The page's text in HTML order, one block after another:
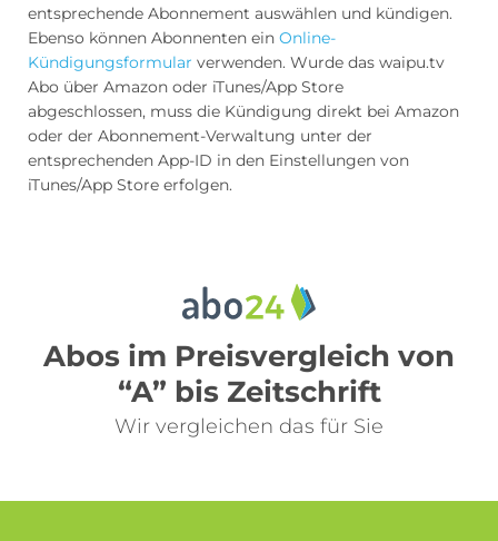
entsprechende Abonnement auswählen und kündigen.
Ebenso können Abonnenten ein Online-
Kündigungsformular verwenden. Wurde das waipu.tv
Abo über Amazon oder iTunes/App Store
abgeschlossen, muss die Kündigung direkt bei Amazon
oder der Abonnement-Verwaltung unter der
entsprechenden App-ID in den Einstellungen von
iTunes/App Store erfolgen.
Abos im Preisvergleich von
“A” bis Zeitschrift
Wir vergleichen das für Sie